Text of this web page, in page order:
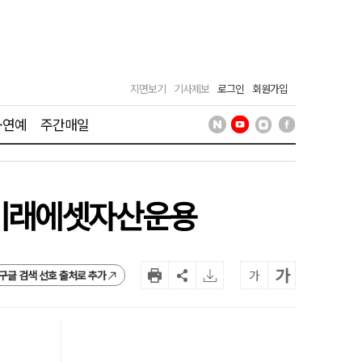
지면보기 기사제보 로그인 회원가입
예 주간매일
에셋자산운용
글 검색 선호 출처로 추가 가 가